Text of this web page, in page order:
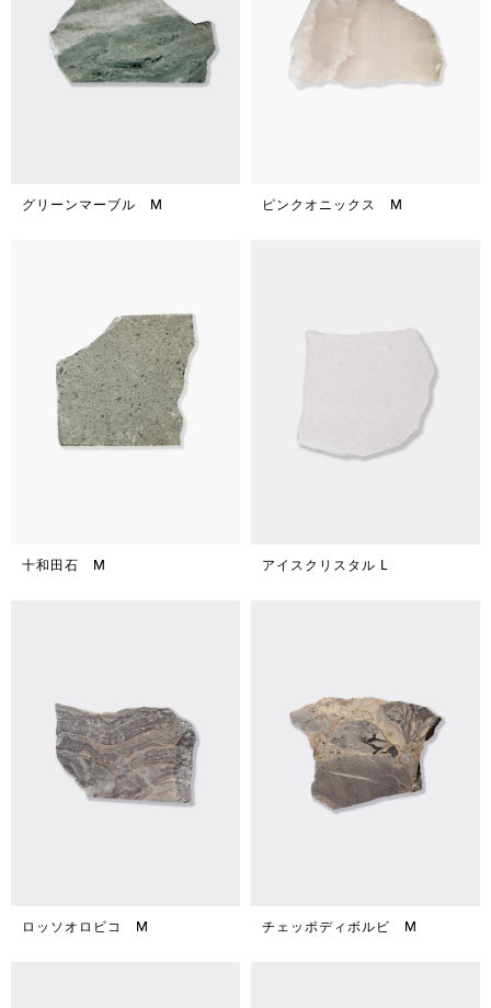
グリーンマーブル M ピンクオニックス M
十和田石 M アイスクリスタル L
ロッソオロビコ M チェッポディボルビ M